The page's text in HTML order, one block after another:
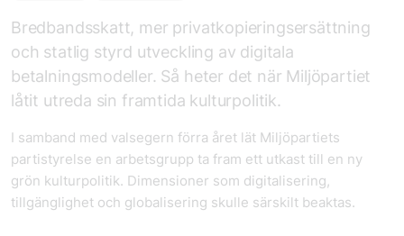
Bredbandsskatt, mer privatkopieringsersättning
och statlig styrd utveckling av digitala
betalningsmodeller. Så heter det när Miljöpartiet
låtit utreda sin framtida kulturpolitik.
I samband med valsegern förra året lät Miljöpartiets
partistyrelse en arbetsgrupp ta fram ett utkast till en ny
grön kulturpolitik. Dimensioner som digitalisering,
tillgänglighet och globalisering skulle särskilt beaktas.